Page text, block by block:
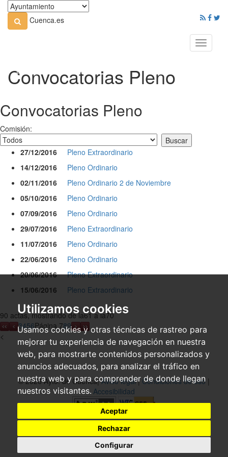
Utilizamos cookies
Usamos cookies y otras técnicas de rastreo para
mejorar tu experiencia de navegación en nuestra
web, para mostrarte contenidos personalizados y
anuncios adecuados, para analizar el tráfico en
nuestra web y para comprender de donde llegan
nuestros visitantes.
Aceptar
Rechazar
Configurar
Cuenca.es
Toggle
Convocatorias Pleno
Convocatorias Pleno
Comisión:
27/12/2016
Pleno Extraordinario
14/12/2016
Pleno Ordinario
02/11/2016
Pleno Ordinario 2 de Noviembre
05/10/2016
Pleno Ordinario
07/09/2016
Pleno Ordinario
29/07/2016
Pleno Extraordinario
11/07/2016
Pleno Ordinario
22/06/2016
Pleno Ordinario
20/06/2016
Pleno Extraordinario
15/06/2016
Pleno Extraordinario
90 actas, mostrando de la61 a la70
3456Página 789
<
© 2026 Ayto. de Cuenca|Aviso legal|Condiciones de uso |
Accesibilidad